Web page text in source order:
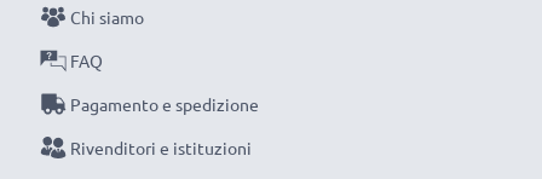
raggiungimento di efficienza desiderata ricarica
completamente le batterie prima d‘impiegarle.
questo caricabatteria intelligente, con schermo
Chi siamo
FAQ
Pagamento e spedizione
Rivenditori e istituzioni